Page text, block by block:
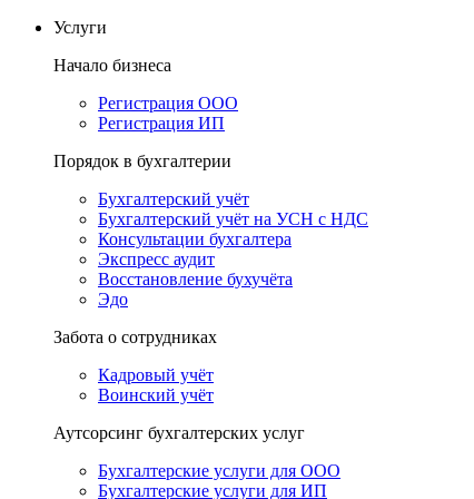
Услуги
Начало бизнеса
Регистрация ООО
Регистрация ИП
Порядок в бухгалтерии
Бухгалтерский учёт
Бухгалтерский учёт на УСН с НДС
Консультации бухгалтера
Экспресс аудит
Восстановление бухучёта
Эдо
Забота о сотрудниках
Кадровый учёт
Воинский учёт
Аутсорсинг бухгалтерских услуг
Бухгалтерские услуги для ООО
Бухгалтерские услуги для ИП